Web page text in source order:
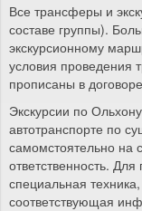
Все трансферы и
составе группы).
экскурсионному
условия проведения
прописаны в
Экскурсии по
автотранспорте по
самомстоятельно на
ответственность.
специальная
соответствующая